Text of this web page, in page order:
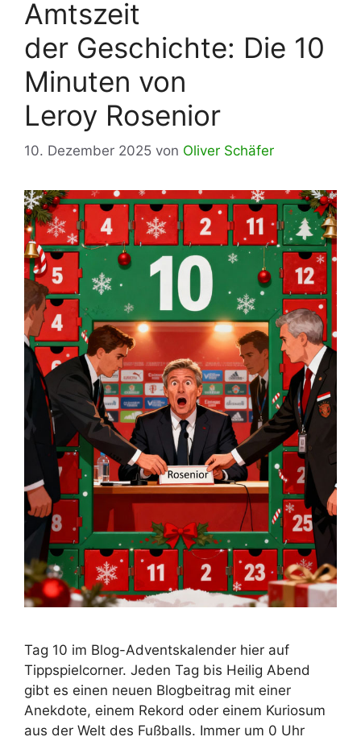
Amtszeit
der Geschichte: Die 10
Minuten von
Leroy Rosenior
10. Dezember 2025 von Oliver Schäfer
Tag 10 im Blog-Adventskalender hier auf
Tippspielcorner. Jeden Tag bis Heilig Abend
gibt es einen neuen Blogbeitrag mit einer
Anekdote, einem Rekord oder einem Kuriosum
aus der Welt des Fußballs. Immer um 0 Uhr